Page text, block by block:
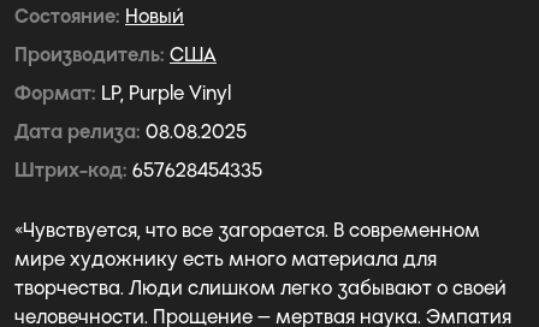
Состояние Новый
Производитель США
Формат LP, Purple Vinyl
Дата релиза 08.08.2025
Штрих-код 657628454335
«Чувствуется, что все загорается. В современном
мире художнику есть много материала для
творчества. Люди слишком легко забывают о своей
человечности. Прощение — мертвая наука. Эмпатия